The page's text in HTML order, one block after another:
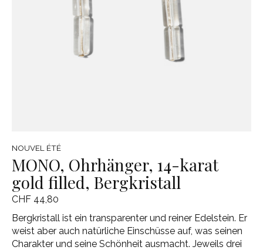
NOUVEL ÉTÉ
MONO, Ohrhänger, 14-karat
gold filled, Bergkristall
CHF 44,80
Bergkristall ist ein transparenter und reiner Edelstein. Er
weist aber auch natürliche Einschüsse auf, was seinen
Charakter und seine Schönheit ausmacht. Jeweils drei